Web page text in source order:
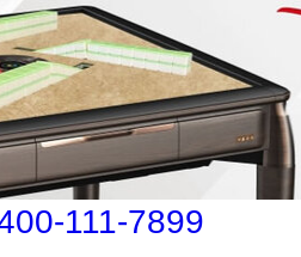
4006-026-011